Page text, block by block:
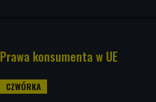
Prawa konsumenta w UE